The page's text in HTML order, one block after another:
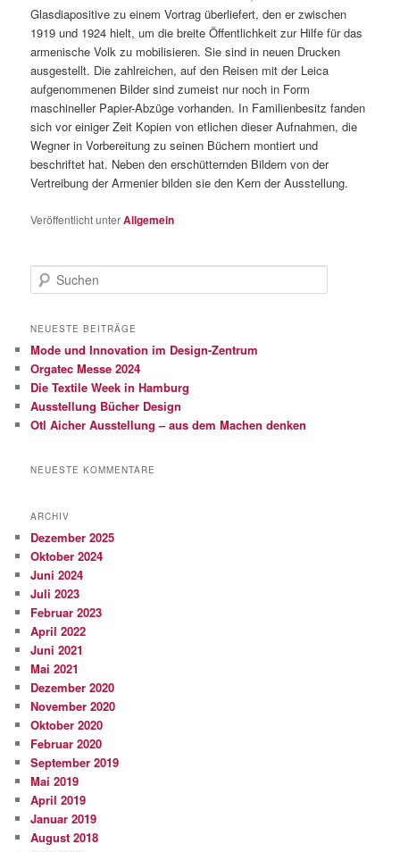
Glasdiapositive zu einem Vortrag überliefert, den er zwischen
1919 und 1924 hielt, um die breite Öffentlichkeit zur Hilfe für das
armenische Volk zu mobilisieren. Sie sind in neuen Drucken
ausgestellt. Die zahlreichen, auf den Reisen mit der Leica
aufgenommenen Bilder sind zumeist nur noch in Form
maschineller Papier-Abzüge vorhanden. In Familienbesitz fanden
sich vor einiger Zeit Kopien von etlichen dieser Aufnahmen, die
Wegner in Vorbereitung zu seinen Büchern montiert und
beschriftet hat. Neben den erschütternden Bildern von der
Vertreibung der Armenier bilden sie den Kern der Ausstellung.
Veröffentlicht unterAllgemein
u
h
n
NEUESTE BEITRÄGE
Mode und Innovation im Design-Zentrum
Orgatec Messe 2024
Die Textile Week in Hamburg
Ausstellung Bücher Design
Otl Aicher Ausstellung – aus dem Machen denken
NEUESTE KOMMENTARE
ARCHIV
Dezember 2025
Oktober 2024
Juni 2024
Juli 2023
Februar 2023
April 2022
Juni 2021
Mai 2021
Dezember 2020
November 2020
Oktober 2020
Februar 2020
September 2019
Mai 2019
April 2019
Januar 2019
August 2018